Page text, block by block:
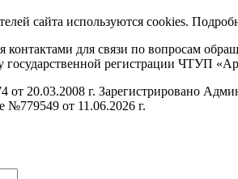
сайта используются cookies.
контактами для связи по вопросам
государственной регистрации ЧТУП
20.03.2008 г. Зарегистрировано
№779549 от 11.06.2026 г.